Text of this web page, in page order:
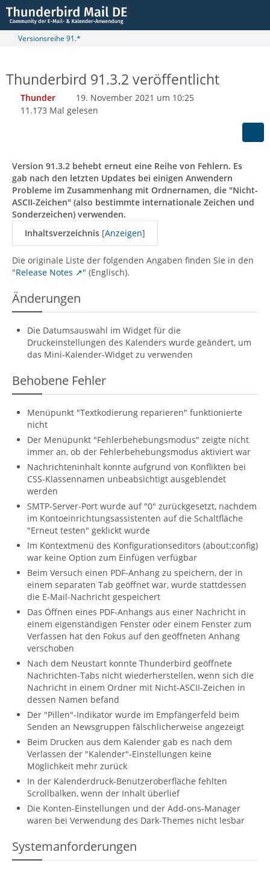
Versionsreihe 91.*
Thunderbird 91.3.2 veröffentlicht
Thunder
19. November 2021 um 10:25
11.173 Mal gelesen
Version 91.3.2 behebt erneut eine Reihe von Fehlern. Es
gab nach den letzten Updates bei einigen Anwendern
Probleme im Zusammenhang mit Ordnernamen, die "Nicht-
ASCII-Zeichen" (also bestimmte internationale Zeichen und
Sonderzeichen) verwenden.
Inhaltsverzeichnis [Anzeigen]
Die originale Liste der folgenden Angaben finden Sie in den
"Release Notes " (Englisch).
Änderungen
Die Datumsauswahl im Widget für die
Druckeinstellungen des Kalenders wurde geändert, um
das Mini-Kalender-Widget zu verwenden
Behobene Fehler
Menüpunkt "Textkodierung reparieren" funktionierte
nicht
Der Menüpunkt "Fehlerbehebungsmodus" zeigte nicht
immer an, ob der Fehlerbehebungsmodus aktiviert war
Nachrichteninhalt konnte aufgrund von Konflikten bei
CSS-Klassennamen unbeabsichtigt ausgeblendet
werden
SMTP-Server-Port wurde auf "0" zurückgesetzt, nachdem
im Kontoeinrichtungsassistenten auf die Schaltfläche
"Erneut testen" geklickt wurde
Im Kontextmenü des Konfigurationseditors (about:config)
war keine Option zum Einfügen verfügbar
Beim Versuch einen PDF-Anhang zu speichern, der in
einem separaten Tab geöffnet war, wurde stattdessen
die E-Mail-Nachricht gespeichert
Das Öffnen eines PDF-Anhangs aus einer Nachricht in
einem eigenständigen Fenster oder einem Fenster zum
Verfassen hat den Fokus auf den geöffneten Anhang
verschoben
Nach dem Neustart konnte Thunderbird geöffnete
Nachrichten-Tabs nicht wiederherstellen, wenn sich die
Nachricht in einem Ordner mit Nicht-ASCII-Zeichen in
dessen Namen befand
Der "Pillen"-Indikator wurde im Empfängerfeld beim
Senden an Newsgruppen fälschlicherweise angezeigt
Beim Drucken aus dem Kalender gab es nach dem
Verlassen der "Kalender"-Einstellungen keine
Möglichkeit mehr zurück
In der Kalenderdruck-Benutzeroberfläche fehlten
Scrollbalken, wenn der Inhalt überlief
Die Konten-Einstellungen und der Add-ons-Manager
waren bei Verwendung des Dark-Themes nicht lesbar
Systemanforderungen